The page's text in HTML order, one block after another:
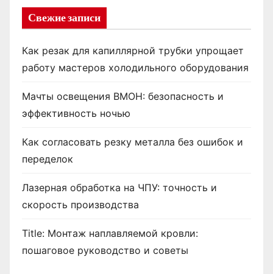
Свежие записи
Как резак для капиллярной трубки упрощает
работу мастеров холодильного оборудования
Мачты освещения ВМОН: безопасность и
эффективность ночью
Как согласовать резку металла без ошибок и
переделок
Лазерная обработка на ЧПУ: точность и
скорость производства
Title: Монтаж наплавляемой кровли:
пошаговое руководство и советы